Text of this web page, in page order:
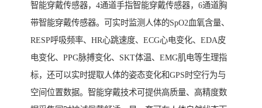
智能穿戴传感器，4通道手指智能穿戴传感器，6通道胸
带智能穿戴传感器。可实时监测人体的SpO2血氧含量、
RESP呼吸频率、HR心跳速度、ECG心电变化、EDA皮
电变化、PPG脉搏变化、SKT体温、EMG肌电等生理指
标，还可以实时提取人体的姿态变化和GPS时空行为与
空间位置数据。智能穿戴技术可提供高质量、高精度数